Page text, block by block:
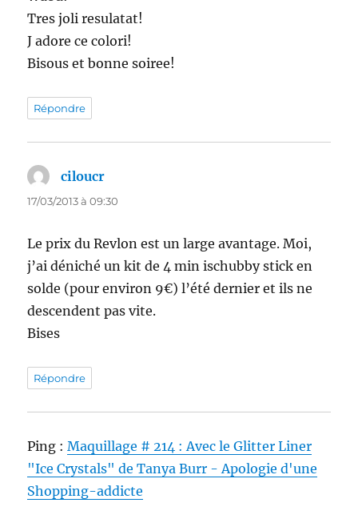
Tres joli resulatat!
J adore ce colori!
Bisous et bonne soiree!
Répondre
ciloucr
17/03/2013 à 09:30
Le prix du Revlon est un large avantage. Moi,
j’ai déniché un kit de 4 min ischubby stick en
solde (pour environ 9€) l’été dernier et ils ne
descendent pas vite.
Bises
Répondre
Ping :Maquillage # 214 : Avec le Glitter Liner
"Ice Crystals" de Tanya Burr - Apologie d'une
Shopping-addicte